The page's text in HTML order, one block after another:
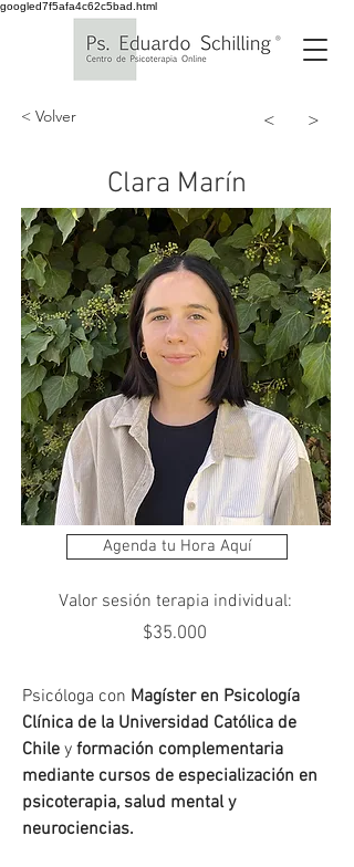
googled7f5afa4c62c5bad.html
< Volver < >
Clara Marín
Agenda tu Hora Aquí
Valor sesión terapia individual:
$35.000
Psicóloga con Magíster en Psicología
Clínica de la Universidad Católica de
Chile y formación complementaria
mediante cursos de especialización en
psicoterapia, salud mental y
neurociencias.